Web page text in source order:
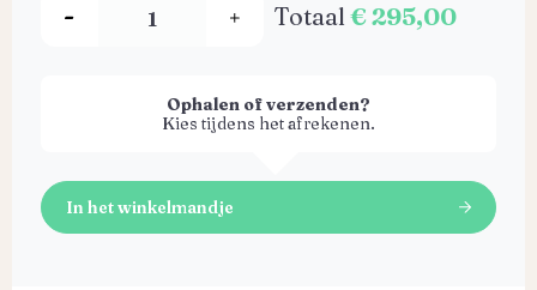
Totaal € 295,00
Ophalen of verzenden?
Kies tijdens het afrekenen.
In het winkelmandje